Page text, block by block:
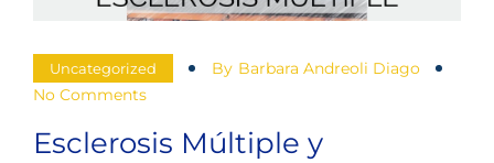
Uncategorized By Barbara Andreoli Diago
No Comments
Esclerosis Múltiple y